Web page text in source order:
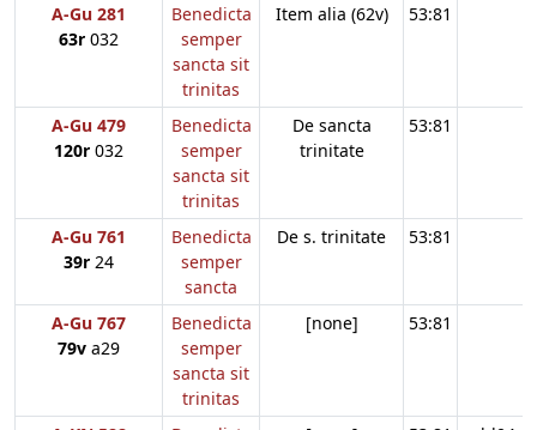
A-Gu 281
63r 032
Benedicta
semper
sancta sit
trinitas
Item alia (62v) 53:81
A-Gu 479
120r 032
Benedicta
semper
sancta sit
trinitas
De sancta
trinitate
53:81
A-Gu 761
39r 24
Benedicta
semper
sancta
De s. trinitate 53:81
A-Gu 767
79v a29
Benedicta
semper
sancta sit
trinitas
[none] 53:81